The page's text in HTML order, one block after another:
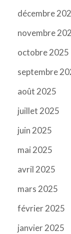
décembre
novembre
octobre 2025
septembre
août 2025
juillet 2025
juin 2025
mai 2025
avril 2025
mars 2025
février 2025
janvier 2025